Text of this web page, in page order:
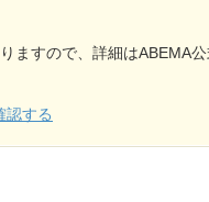
ますので、詳細はABEMA
認する